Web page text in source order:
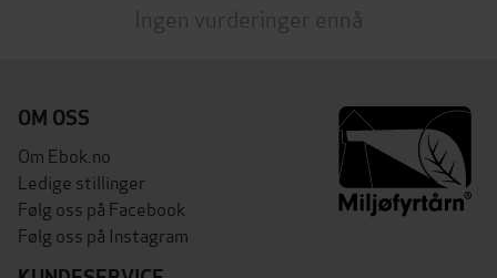
Ingen vurderinger ennå
OM OSS
Om Ebok.no
Ledige stillinger
Følg oss på Facebook
Følg oss på Instagram